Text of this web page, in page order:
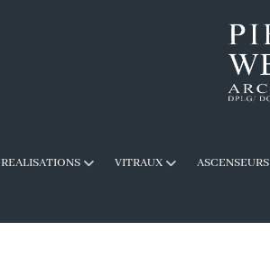
REALISATIONS VITRAUX ASCENSEURS